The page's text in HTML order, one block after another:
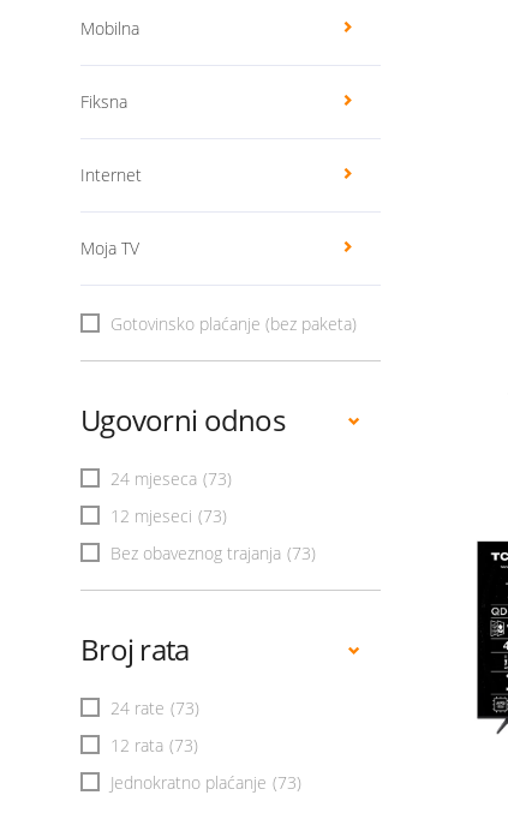
Mobilna
Fiksna
Internet
Moja TV
Gotovinsko plaćanje (bez paketa)
Ugovorni odnos
24 mjeseca (73)
12 mjeseci (73)
Bez obaveznog trajanja (73)
Broj rata
24 rate (73)
12 rata (73)
Jednokratno plaćanje (73)